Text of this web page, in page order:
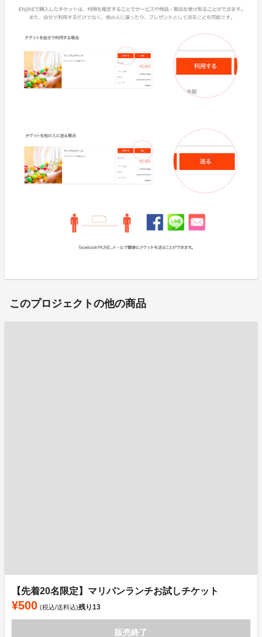
このプロジェクトの他の商品
【先着20名限定】マリパンランチお試しチケット
¥500 (税込/送料込)残り13
販売終了